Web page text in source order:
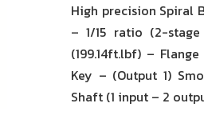
High precision Spiral
– 1/15 ratio (2-
(199.14ft.lbf) –
Key – (Output 1)
Shaft (1 input – 2